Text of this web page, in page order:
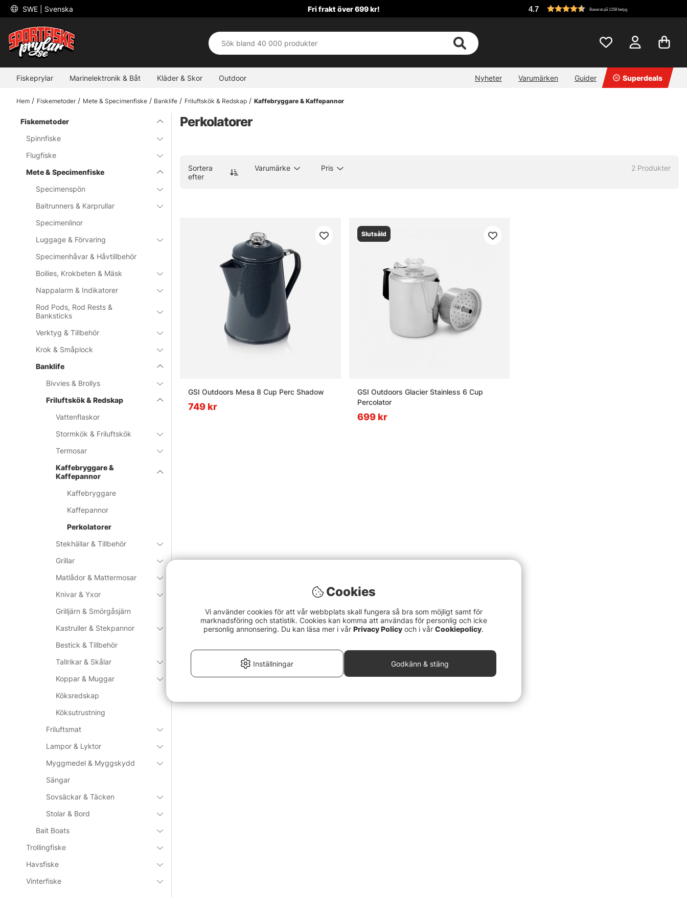
SWE | Svenska Fri frakt över 699 kr! 4.7 Baserat på 1158 betyg
Fiskeprylar Marinelektronik & Båt Kläder & Skor Outdoor Nyheter Varumärken Guider Superdeals
Hem Fiskemetoder Mete & Specimenfiske Banklife Friluftskök & Redskap Kaffebryggare & Kaffepannor
Fiskemetoder
Spinnfiske
Flugfiske
Mete & Specimenfiske
Specimenspön
Baitrunners & Karprullar
Specimenlinor
Luggage & Förvaring
Specimenhåvar & Håvtillbehör
Boilies, Krokbeten & Mäsk
Nappalarm & Indikatorer
Rod Pods, Rod Rests &
Banksticks
Verktyg & Tillbehör
Krok & Småplock
Banklife
Bivvies & Brollys
Friluftskök & Redskap
Vattenflaskor
Stormkök & Friluftskök
Termosar
Kaffebryggare &
Kaffepannor
Kaffebryggare
Kaffepannor
Perkolatorer
Stekhällar & Tillbehör
Grillar
Matlådor & Mattermosar
Knivar & Yxor
Grilljärn & Smörgåsjärn
Kastruller & Stekpannor
Bestick & Tillbehör
Tallrikar & Skålar
Koppar & Muggar
Köksredskap
Köksutrustning
Friluftsmat
Lampor & Lyktor
Myggmedel & Myggskydd
Sängar
Sovsäckar & Täcken
Stolar & Bord
Bait Boats
Trollingfiske
Havsfiske
Vinterfiske
Perkolatorer
Sortera
efter
Varumärke Pris 2 Produkter
GSI Outdoors Mesa 8 Cup Perc Shadow
749 kr
Slutsåld
GSI Outdoors Glacier Stainless 6 Cup
Percolator
699 kr
Cookies
Vi använder cookies för att vår webbplats skall fungera så bra som möjligt samt för
marknadsföring och statistik. Cookies kan komma att användas för personlig och icke
personlig annonsering. Du kan läsa mer i vår Privacy Policy och i vår Cookiepolicy.
Inställningar Godkänn & stäng